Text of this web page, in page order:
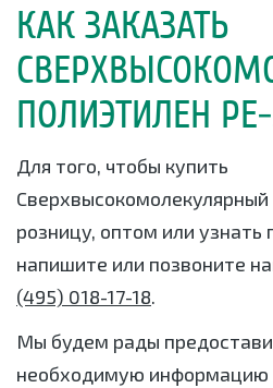
КАК ЗАКАЗАТЬ
ПОЛИЭТИЛЕН
Для того, чтобы купить
розницу, оптом или узнать
напишите или позвоните
(495) 018-17-18.
Мы будем рады
необходимую информацию